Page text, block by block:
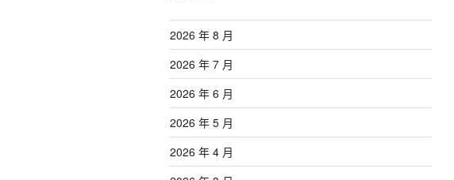
2026 年 8 月
2026 年 7 月
2026 年 6 月
2026 年 5 月
2026 年 4 月